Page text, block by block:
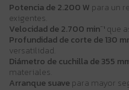
Potencia de 2.200 W para un
exigentes.
Velocidad de 2.700 min⁻¹que
Profundidad de corte de 130
versatilidad.
Diámetro de cuchilla de 355
materiales.
Arranque suave para mayor